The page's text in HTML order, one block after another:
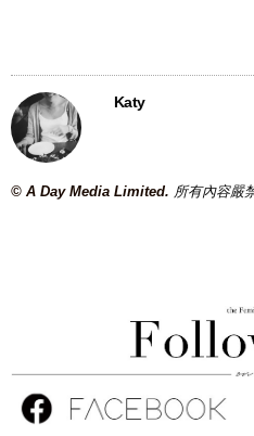
Katy
© A Day Media Limited. 所有內容嚴